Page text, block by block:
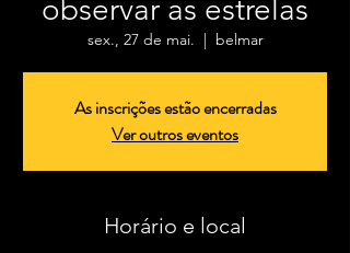
observar as estrelas
sex., 27 de mai.
  |
belmar
As inscrições estão encerradas
Ver outros eventos
Horário e local